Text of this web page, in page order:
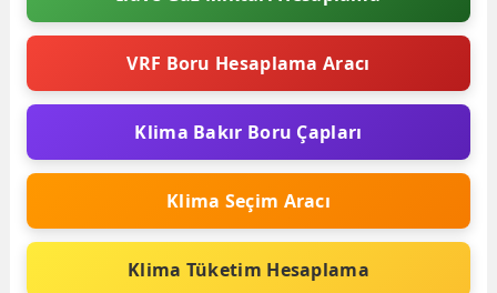
VRF Boru Hesaplama Aracı
Klima Bakır Boru Çapları
Klima Seçim Aracı
Klima Tüketim Hesaplama